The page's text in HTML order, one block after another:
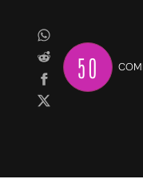
50